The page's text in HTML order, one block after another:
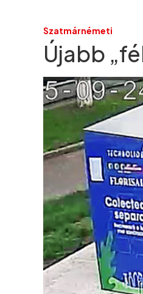
Szatmárnémeti
Újabb